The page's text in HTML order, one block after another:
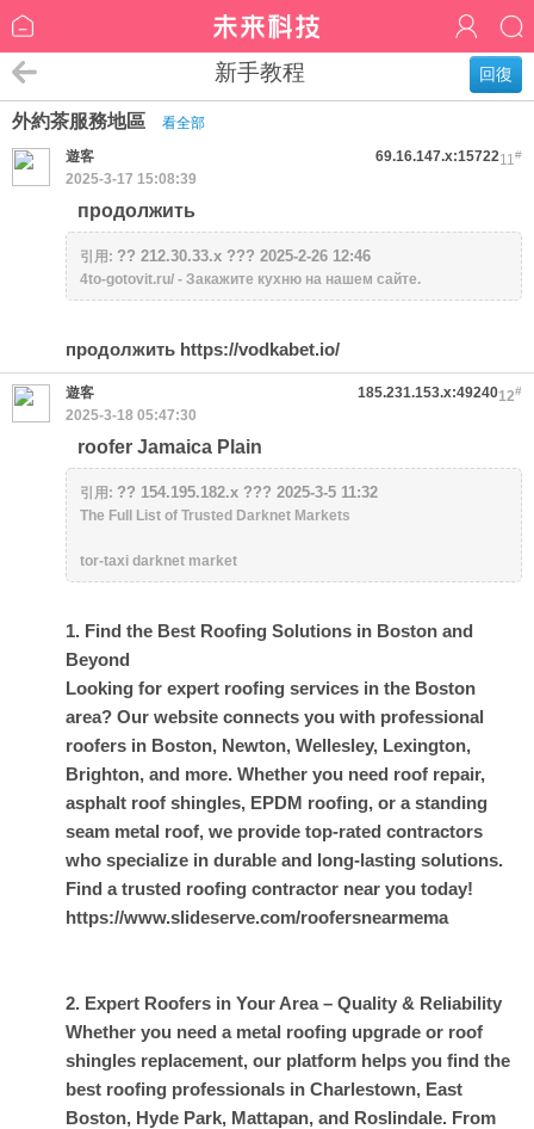
回復
新手教程
外約茶服務地區 看全部
11#
遊客
69.16.147.x:15722
2025-3-17 15:08:39
продолжить
引用: ?? 212.30.33.x ??? 2025-2-26 12:46
4to-gotovit.ru/ - Закажите кухню на нашем сайте.
продолжить https://vodkabet.io/
12#
遊客
185.231.153.x:49240
2025-3-18 05:47:30
roofer Jamaica Plain
引用: ?? 154.195.182.x ??? 2025-3-5 11:32
The Full List of Trusted Darknet Markets
tor-taxi darknet market
1. Find the Best Roofing Solutions in Boston and
Beyond
Looking for expert roofing services in the Boston
area? Our website connects you with professional
roofers in Boston, Newton, Wellesley, Lexington,
Brighton, and more. Whether you need roof repair,
asphalt roof shingles, EPDM roofing, or a standing
seam metal roof, we provide top-rated contractors
who specialize in durable and long-lasting solutions.
Find a trusted roofing contractor near you today!
https://www.slideserve.com/roofersnearmema
2. Expert Roofers in Your Area – Quality & Reliability
Whether you need a metal roofing upgrade or roof
shingles replacement, our platform helps you find the
best roofing professionals in Charlestown, East
Boston, Hyde Park, Mattapan, and Roslindale. From